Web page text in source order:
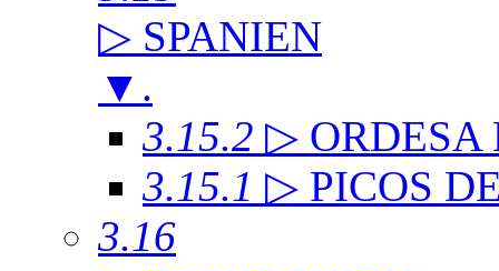
▷ SPANIEN
▼ .
3.15.2 ▷ ORDESA
3.15.1 ▷ PICOS
3.16